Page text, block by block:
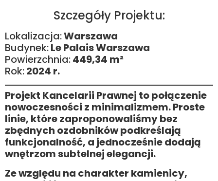
Szczegóły Projektu:
Lokalizacja:Warszawa
Budynek:Le Palais Warszawa
Powierzchnia:449,34 m²
Rok:2024 r.
Projekt Kancelarii Prawnej to połączenie
nowoczesności z minimalizmem. Proste
linie, które zaproponowaliśmy bez
zbędnych ozdobników podkreślają
funkcjonalność, a jednocześnie dodają
wnętrzom subtelnej elegancji.
Ze względu na charakter kamienicy,